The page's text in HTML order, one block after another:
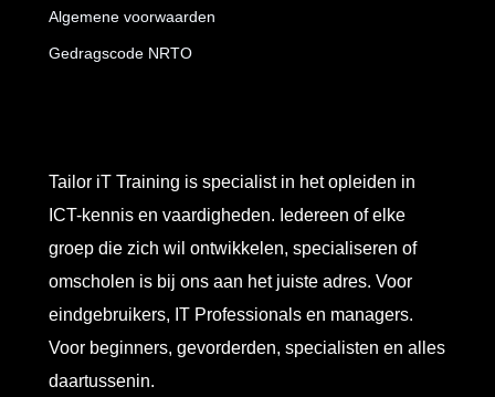
Tailor iT Training is specialist in het opleiden in
ICT-kennis en vaardigheden. Iedereen of elke
groep die zich wil ontwikkelen, specialiseren of
omscholen is bij ons aan het juiste adres. Voor
eindgebruikers, IT Professionals en managers.
Voor beginners, gevorderden, specialisten en alles
daartussenin.
Algemene voorwaarden
Gedragscode NRTO